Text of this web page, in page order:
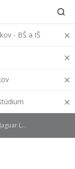
- BŠ a IŠ
Slovakia